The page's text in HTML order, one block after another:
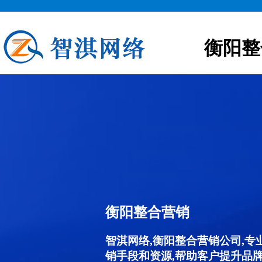
衡阳
衡阳整合营销
智淇网络,衡阳整合营销公司,专
销手段和资源,帮助客户提升品